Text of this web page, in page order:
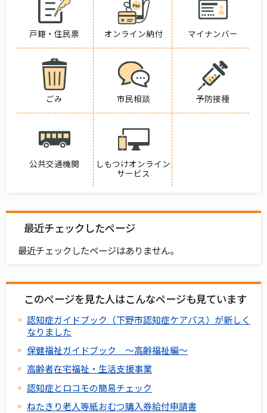
戸籍・住民票 オンライン納付 マイナンバー
ごみ 市民相談 予防接種
公共交通機関
しもつけオンライン
サービス
最近チェックしたページ
最近チェックしたページはありません。
このページを見た人はこんなページも見ています
認知症ガイドブック（下野市認知症ケアパス）が新しく
なりました
保健福祉ガイドブック ～高齢福祉編～
高齢者在宅福祉・生活支援事業
認知症とロコモの簡易チェック
ねたきり老人等紙おむつ購入券給付申請書